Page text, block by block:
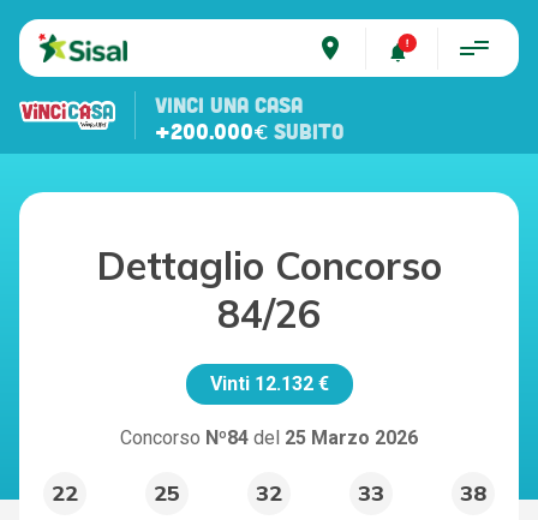
place
VINCI UNA CASA
+200.000€ SUBITO
Dettaglio Concorso
84/26
Vinti 12.132 €
Concorso Nº84 del 25 Marzo 2026
22 25 32 33 38